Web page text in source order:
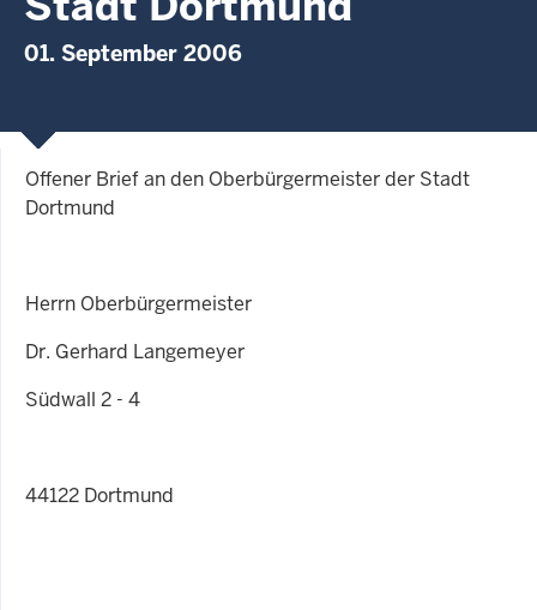
01. September 2006
Offener Brief an den Oberbürgermeister der Stadt
Dortmund
Herrn Oberbürgermeister
Dr. Gerhard Langemeyer
Südwall 2 - 4
44122 Dortmund